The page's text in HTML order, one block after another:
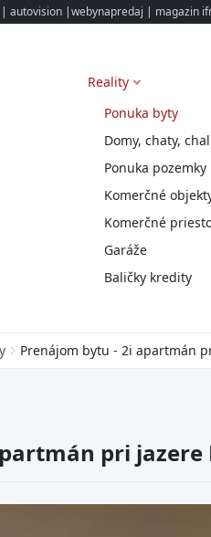
| autovision |webynapredaj | magazin
Reality
Ponuka byty
Domy, chaty,
Ponuka pozemky
Komerčné
Komerčné
Garáže
Baličky kredity
Prenájom bytu - 2i apartmán
pri jazere